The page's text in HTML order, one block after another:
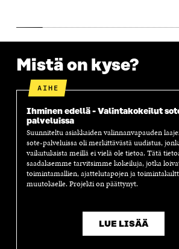
Mistä on kyse?
AIHE
Ihminen edellä - Valintakokeilut
palveluissa
Suunniteltu asiakkaiden valinnanvapauden
sote-palveluissa oli merkittävästä uudistus,
vaikutuksista meillä ei vielä ole tietoa. Tätä
saadaksemme tarvitsimme kokeiluja, jotka
toimintamallien, ajattelutapojen ja
muutokselle. Projekti on päättynyt.
LUE LISÄÄ